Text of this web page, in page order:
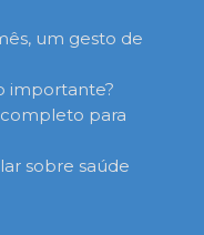
um gesto de
importante?
para
sobre saúde